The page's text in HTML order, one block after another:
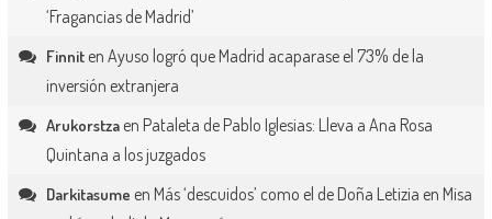
‘Fragancias de Madrid’
Finniten Ayuso logró que Madrid acaparase el 73% de la
inversión extranjera
Arukorstzaen Pataleta de Pablo Iglesias: Lleva a Ana Rosa
Quintana a los juzgados
Darkitasume en Más ‘descuidos’ como el de Doña Letizia en Misa